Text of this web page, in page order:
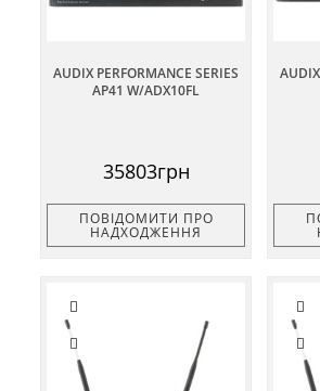
AUDIX PERFORMANCE SERIES
AP41 W/ADX10FL
35803грн
ПОВІДОМИТИ ПРО
НАДХОДЖЕННЯ